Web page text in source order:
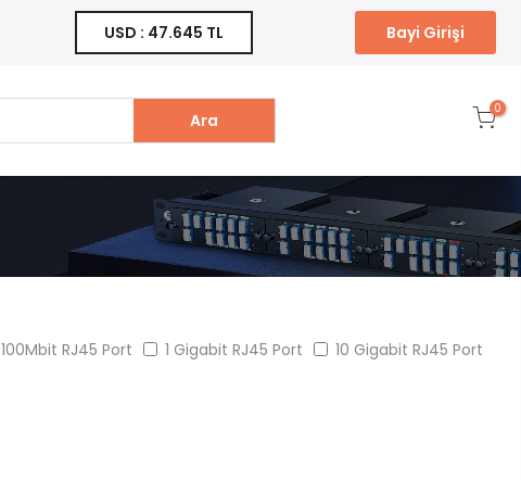
USD : 47.645 TL Bayi Girişi
Ara
0
100Mbit RJ45 Port 1 Gigabit RJ45 Port 10 Gigabit RJ45 Port